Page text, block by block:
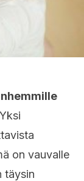
Yksi
on vauvalle
täysin